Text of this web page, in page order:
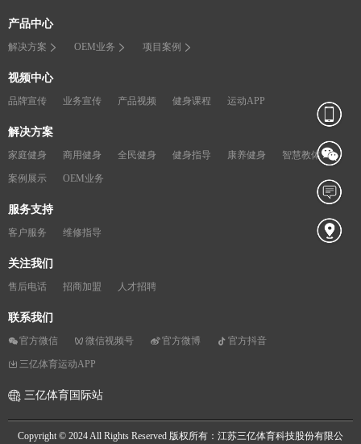
产品中心
解决方案 OEM业务 项目案例
视频中心
品牌宣传 业务宣传 产品视频 健身课程 运动APP
解决方案
家庭健身 商用健身 全民健身 健身指导 康养健身 智慧教体
案例展示 OEM业务
服务支持
客户服务 维修指导
关注我们
售后电话 招商加盟 人才招聘
联系我们
官方微信 微信视频号 官方微博 官方抖音
三亿体育运动APP
三亿体育国际站
Copyright © 2024 All Rights Reserved 版权所有：江苏三亿体育科技股份有限公